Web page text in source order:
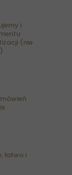
i
(nie
łatwo i